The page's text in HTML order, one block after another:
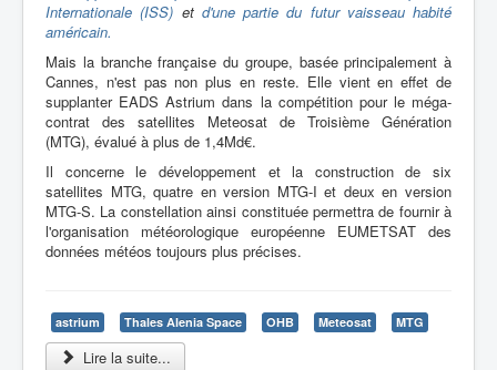
Internationale (ISS) et d'une partie du futur vaisseau habité
américain.
Mais la branche française du groupe, basée principalement à
Cannes, n'est pas non plus en reste. Elle vient en effet de
supplanter EADS Astrium dans la compétition pour le méga-
contrat des satellites Meteosat de Troisième Génération
(MTG), évalué à plus de 1,4Md€.
Il concerne le développement et la construction de six
satellites MTG, quatre en version MTG-I et deux en version
MTG-S. La constellation ainsi constituée permettra de fournir à
l'organisation météorologique européenne EUMETSAT des
données météos toujours plus précises.
astrium Thales Alenia Space OHB Meteosat MTG
Lire la suite...